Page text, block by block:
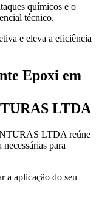
químicos e o
técnico.
e eleva a eficiência
Epoxi em
LTDA
LTDA reúne
para
a aplicação do seu